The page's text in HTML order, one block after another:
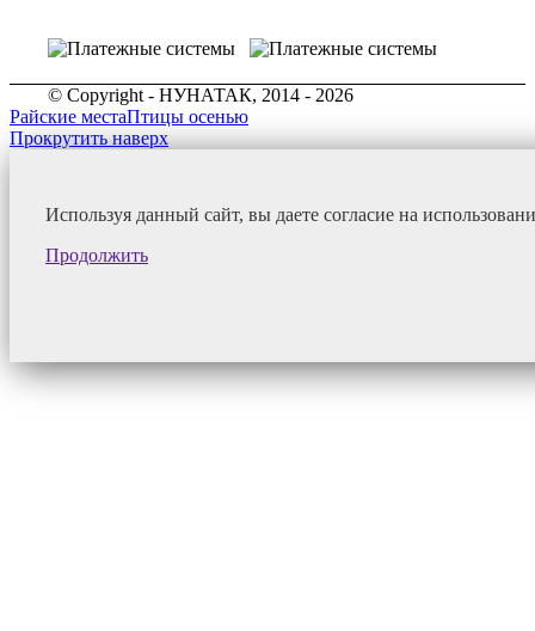
© Copyright - НУНАТАК, 2014 - 2026
Райские местаПтицы осенью
Прокрутить наверх
Используя данный сайт, вы даете согласие на
Продолжить